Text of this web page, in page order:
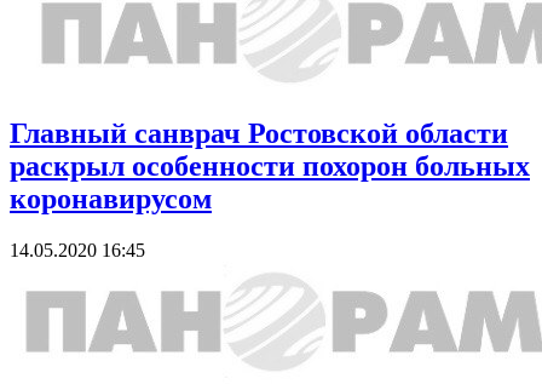
Главный санврач Ростовской области
раскрыл особенности похорон больных
коронавирусом
14.05.2020 16:45